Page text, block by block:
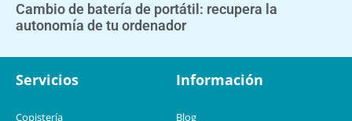
Cambio de batería de portátil: recupera la
autonomía de tu ordenador
Servicios
Copistería
Información
Blog